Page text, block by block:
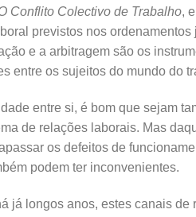
Conflito Colectivo de Trabalho,
previstos nos ordenamentos
e a arbitragem são os
entre os sujeitos do mundo do
entre si, é bom que sejam
de relações laborais. Mas
os defeitos de
podem ter inconvenientes.
já longos anos, estes canais